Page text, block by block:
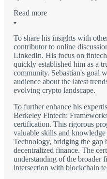
Read more
To share his insights with
contributor to online
LinkedIn. His focus on
quickly established him as a
community. Sebastian's goal
audience about the latest
evolving crypto landscape.
To further enhance his
Berkeley Fintech:
certification. This rigorous
valuable skills and
Technology, bridging the gap
decentralized finance. The
understanding of the broader
intersection with blockchain